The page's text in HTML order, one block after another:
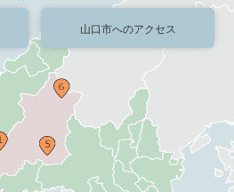
山口市へのアクセス